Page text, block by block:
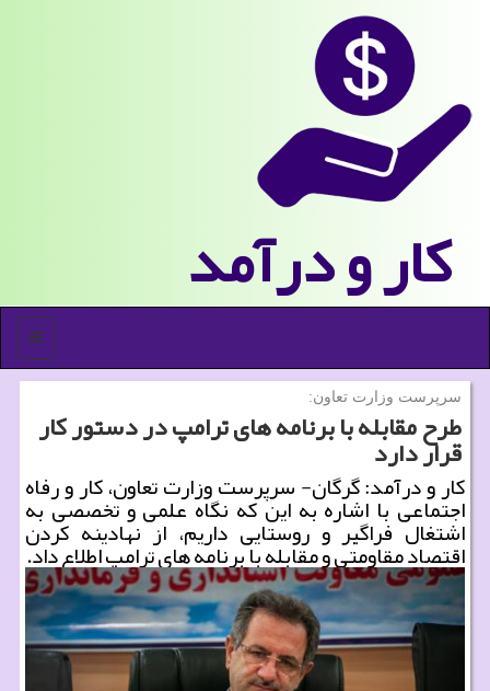
كار و درآمد
منو
سرپرست وزارت تعاون:
طرح مقابله با برنامه های ترامپ در دستور كار
قرار دارد
كار و درآمد: گرگان- سرپرست وزارت تعاون، كار و رفاه
اجتماعی با اشاره به این كه نگاه علمی و تخصصی به
اشتغال فراگیر و روستایی داریم، از نهادینه كردن
اقتصاد مقاومتی و مقابله با برنامه های ترامپ اطلاع داد.